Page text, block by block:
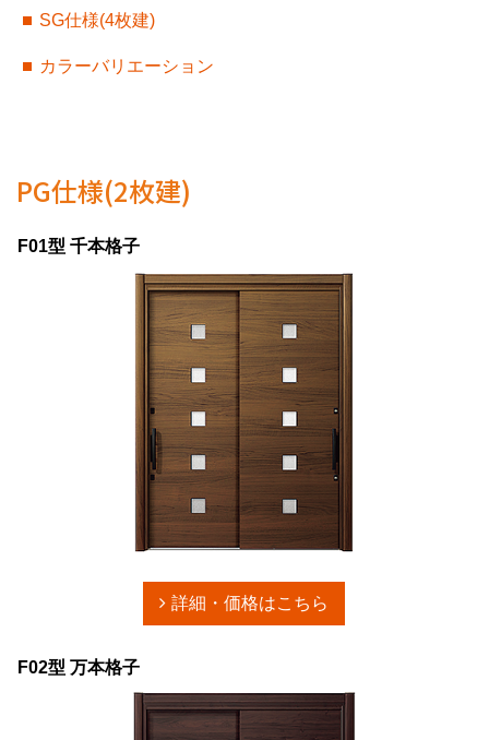
SG仕様(4枚建)
カラーバリエーション
PG仕様(2枚建)
F01型 千本格子
詳細・価格はこちら
F02型 万本格子